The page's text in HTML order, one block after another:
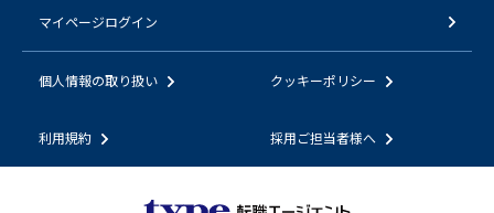
マイページログイン
個人情報の取り扱い クッキーポリシー
利用規約 採用ご担当者様へ